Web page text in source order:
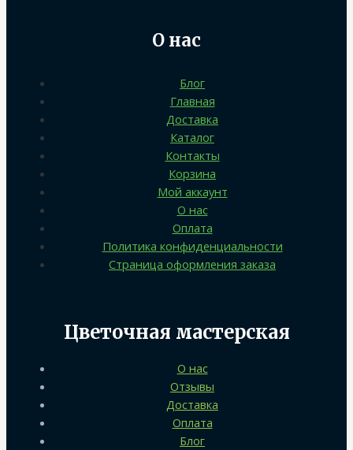
О нас
Блог
Главная
Доставка
Каталог
Контакты
Корзина
Мой аккаунт
О нас
Оплата
Политика конфиденциальности
Страница оформления заказа
Цветочная мастерская
О нас
Отзывы
Доставка
Оплата
Блог